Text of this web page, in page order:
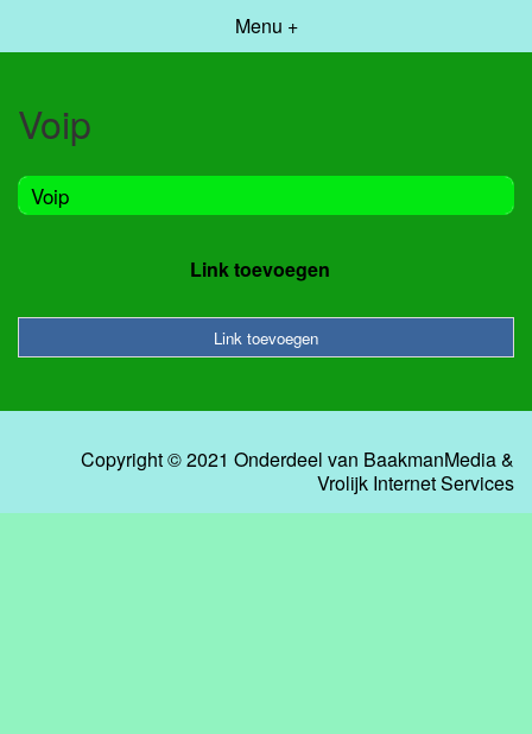
Menu +
Voip
Voip
Link toevoegen
Link toevoegen
Copyright © 2021 Onderdeel van BaakmanMedia&
Vrolijk Internet Services